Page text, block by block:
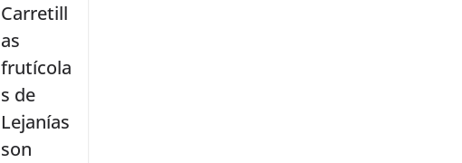
Carretill
as
frutícola
s de
Lejanías
son